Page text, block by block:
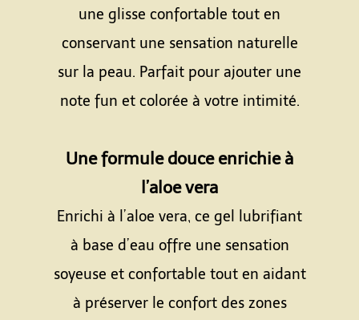
une glisse confortable tout en
conservant une sensation naturelle
sur la peau. Parfait pour ajouter une
note fun et colorée à votre intimité.
Une formule douce enrichie à
l’aloe vera
Enrichi à l’aloe vera, ce gel lubrifiant
à base d’eau offre une sensation
soyeuse et confortable tout en aidant
à préserver le confort des zones